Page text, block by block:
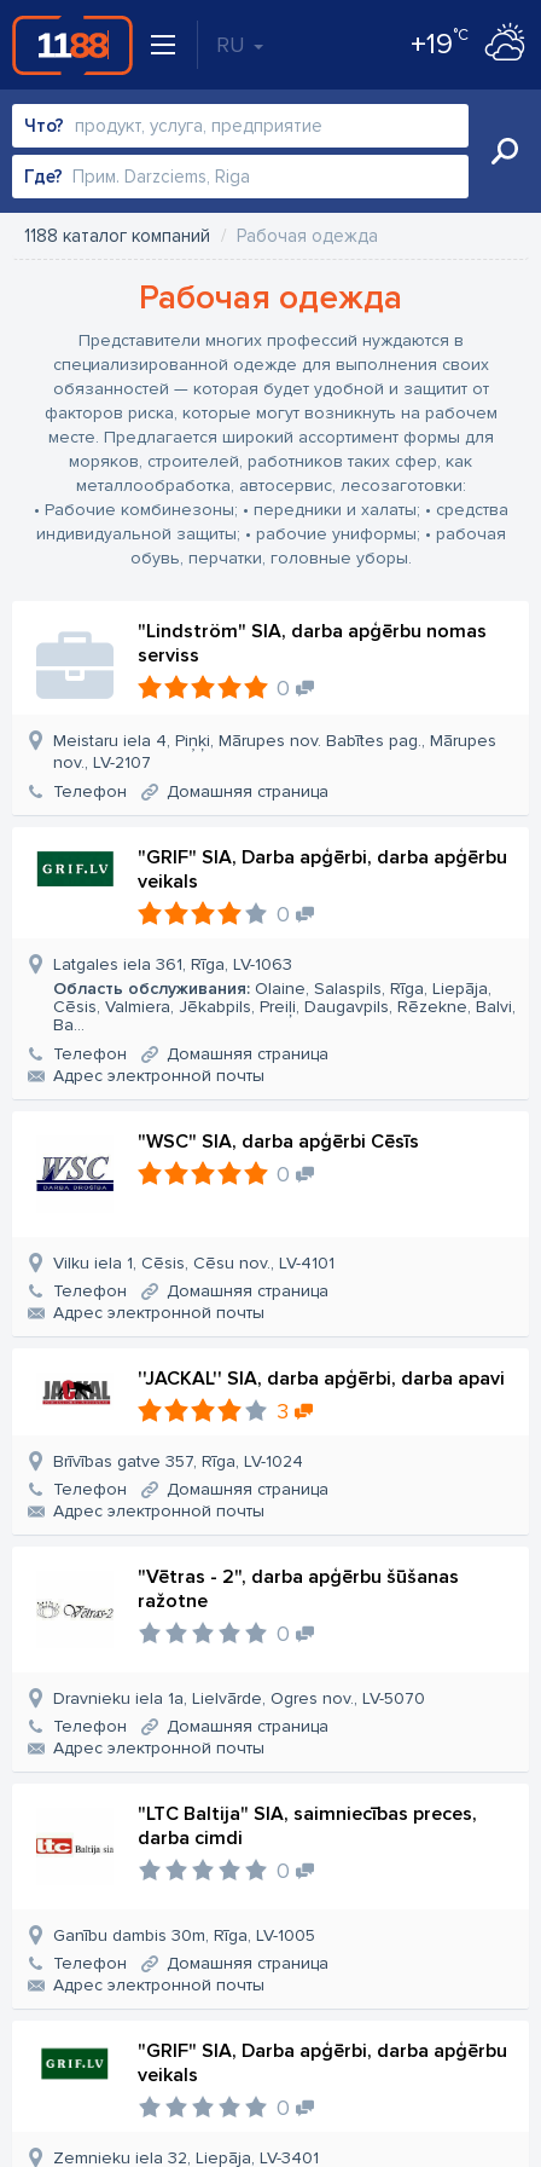
RU +19°C
Что?
Где?
1188 каталог компаний Рабочая одежда
Рабочая одежда
Представители многих профессий нуждаются в
специализированной одежде для выполнения своих
обязанностей — которая будет удобной и защитит от
факторов риска, которые могут возникнуть на рабочем
месте. Предлагается широкий ассортимент формы для
моряков, строителей, работников таких сфер, как
металлообработка, автосервис, лесозаготовки:
• Рабочие комбинезоны; • передники и халаты; • средства
индивидуальной защиты; • рабочие униформы; • рабочая
обувь, перчатки, головные уборы.
"Lindström" SIA, darba apģērbu nomas
serviss
0
Meistaru iela 4, Piņķi, Mārupes nov. Babītes pag., Mārupes
nov., LV-2107
Телефон
Домашняя страница
"GRIF" SIA, Darba apģērbi, darba apģērbu
veikals
0
Latgales iela 361, Rīga, LV-1063
Область обслуживания: Olaine, Salaspils, Rīga, Liepāja,
Cēsis, Valmiera, Jēkabpils, Preiļi, Daugavpils, Rēzekne, Balvi,
Ba...
Телефон
Домашняя страница
Aдрес электронной почты
"WSC" SIA, darba apģērbi Cēsīs
0
Vilku iela 1, Cēsis, Cēsu nov., LV-4101
Телефон
Домашняя страница
Aдрес электронной почты
''JACKAL'' SIA, darba apģērbi, darba apavi
3
Brīvības gatve 357, Rīga, LV-1024
Телефон
Домашняя страница
Aдрес электронной почты
"Vētras - 2", darba apģērbu šūšanas
ražotne
0
Dravnieku iela 1a, Lielvārde, Ogres nov., LV-5070
Телефон
Домашняя страница
Aдрес электронной почты
"LTC Baltija" SIA, saimniecības preces,
darba cimdi
0
Ganību dambis 30m, Rīga, LV-1005
Телефон
Домашняя страница
Aдрес электронной почты
"GRIF" SIA, Darba apģērbi, darba apģērbu
veikals
0
Zemnieku iela 32, Liepāja, LV-3401